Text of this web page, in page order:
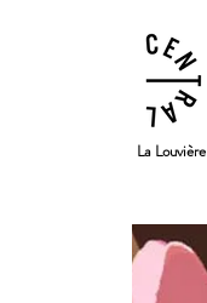
La Louvière